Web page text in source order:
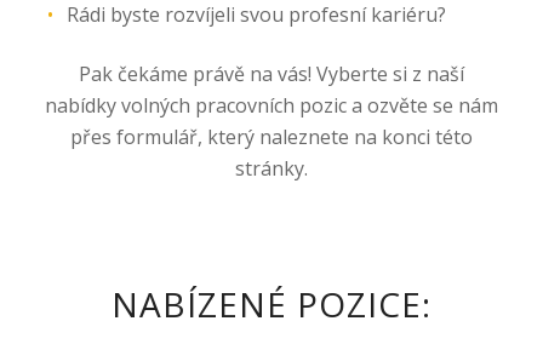
Rádi byste rozvíjeli svou profesní kariéru?
Pak čekáme právě na vás! Vyberte si z naší
nabídky volných pracovních pozic a ozvěte se nám
přes formulář, který naleznete na konci této
stránky.
NABÍZENÉ POZICE: